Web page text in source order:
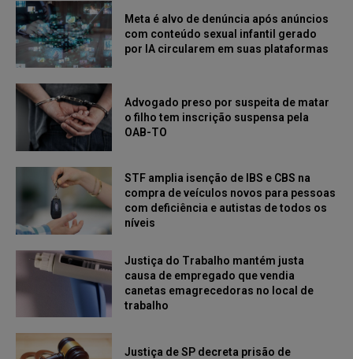
Meta é alvo de denúncia após anúncios
com conteúdo sexual infantil gerado
por IA circularem em suas plataformas
Advogado preso por suspeita de matar
o filho tem inscrição suspensa pela
OAB-TO
STF amplia isenção de IBS e CBS na
compra de veículos novos para pessoas
com deficiência e autistas de todos os
níveis
Justiça do Trabalho mantém justa
causa de empregado que vendia
canetas emagrecedoras no local de
trabalho
Justiça de SP decreta prisão de